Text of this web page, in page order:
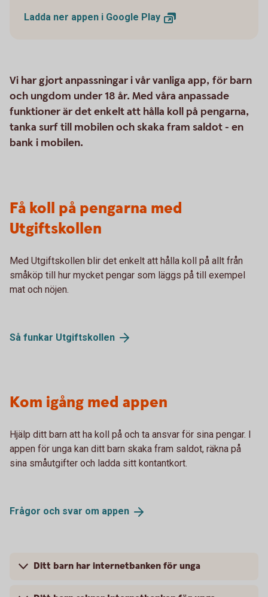
Ladda ner appen i Google Play
Vi har gjort anpassningar i vår vanliga app, för barn
och ungdom under 18 år. Med våra anpassade
funktioner är det enkelt att hålla koll på pengarna,
tanka surf till mobilen och skaka fram saldot - en
bank i mobilen.
Få koll på pengarna med
Utgiftskollen
Med Utgiftskollen blir det enkelt att hålla koll på allt från
småköp till hur mycket pengar som läggs på till exempel
mat och nöjen.
Så funkar Utgiftskollen
Kom igång med appen
Hjälp ditt barn att ha koll på och ta ansvar för sina pengar. I
appen för unga kan ditt barn skaka fram saldot, räkna på
sina småutgifter och ladda sitt kontantkort.
Frågor och svar om appen
Ditt barn har internetbanken för unga